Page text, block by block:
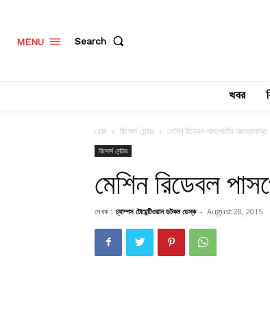
MENU Search
খবর
হোম রিসোর্স সেন্টার মেশিন রিডেবল পাসপোর্টের আদ্যোপান্ত
রিসোর্স সেন্টার
মেশিন রিডেবল
লেখক : চ্যাম্পস টোয়েন্টিওয়ান ডটকম ডেস্ক - August 28, 2015